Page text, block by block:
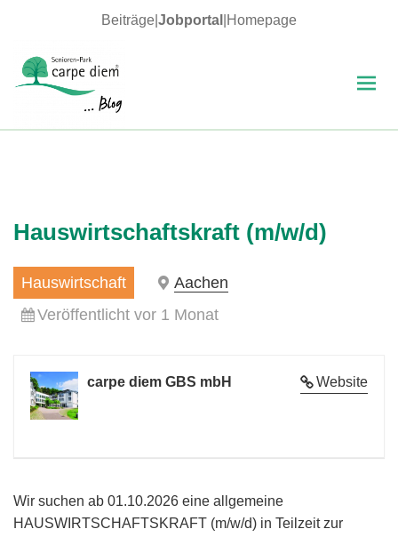
Beiträge Jobportal Homepage
Hauswirtschaftskraft (m/w/d)
Hauswirtschaft
Aachen
Veröffentlicht vor 1 Monat
Website
carpe diem GBS mbH
Wir suchen ab 01.10.2026 eine allgemeine
HAUSWIRTSCHAFTSKRAFT (m/w/d) in Teilzeit zur